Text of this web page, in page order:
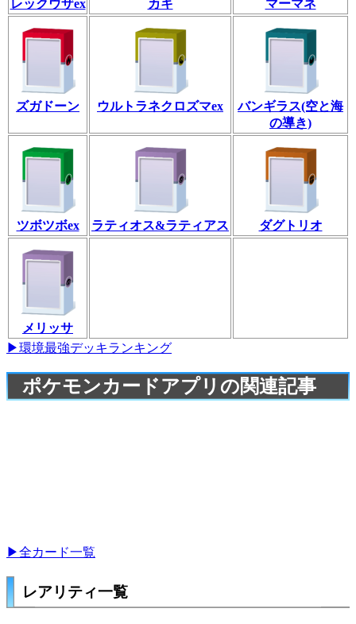
レックウザex カキ マーマネ
ズガドーン ウルトラネクロズマex
バンギラス(空と海
の導き)
ツボツボex ラティオス&ラティアス ダグトリオ
メリッサ
▶環境最強デッキランキング
ポケモンカードアプリの関連記事
▶全カード一覧
レアリティ一覧